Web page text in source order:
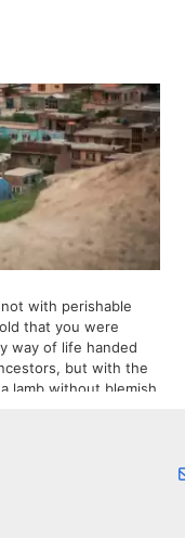
with perishable
that you were
way of life handed
but with the
lamb without blemish